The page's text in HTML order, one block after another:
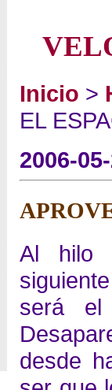
Inicio >
EL
2006-
Al hilo
será el
desde